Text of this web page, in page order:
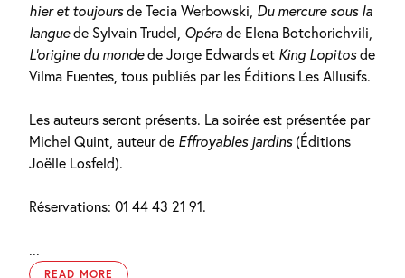
hier et toujoursde Tecia Werbowski, Du mercure sous la
languede Sylvain Trudel, Opérade Elena Botchorichvili,
L’origine du mondede Jorge Edwards et King Lopitosde
Vilma Fuentes, tous publiés par les Éditions Les Allusifs.
Les auteurs seront présents. La soirée est présentée par
Michel Quint, auteur de Effroyables jardins(Éditions
Joëlle Losfeld).
Réservations: 01 44 43 21 91.
...
READ MORE